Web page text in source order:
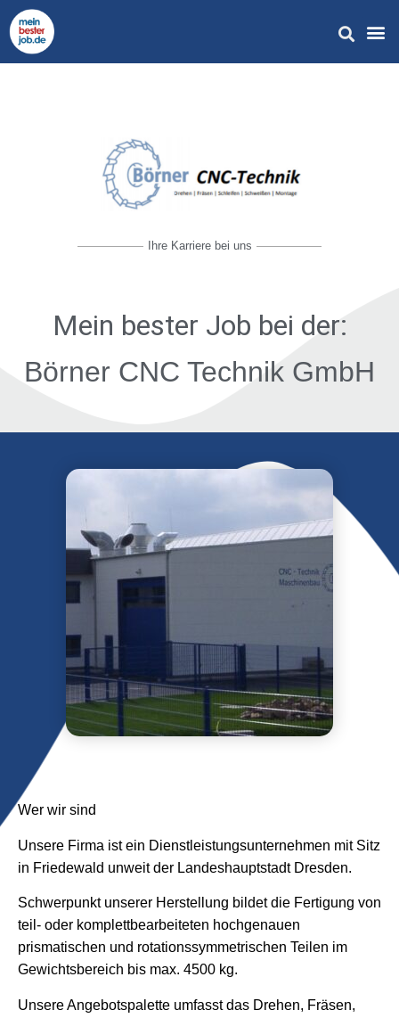
Ihre Karriere bei uns
Mein bester Job bei der:
Börner CNC Technik GmbH
Wer wir sind
Unsere Firma ist ein Dienstleistungsunternehmen mit Sitz
in Friedewald unweit der Landeshauptstadt Dresden.
Schwerpunkt unserer Herstellung bildet die Fertigung von
teil- oder komplettbearbeiteten hochgenauen
prismatischen und rotationssymmetrischen Teilen im
Gewichtsbereich bis max. 4500 kg.
Unsere Angebotspalette umfasst das Drehen, Fräsen,